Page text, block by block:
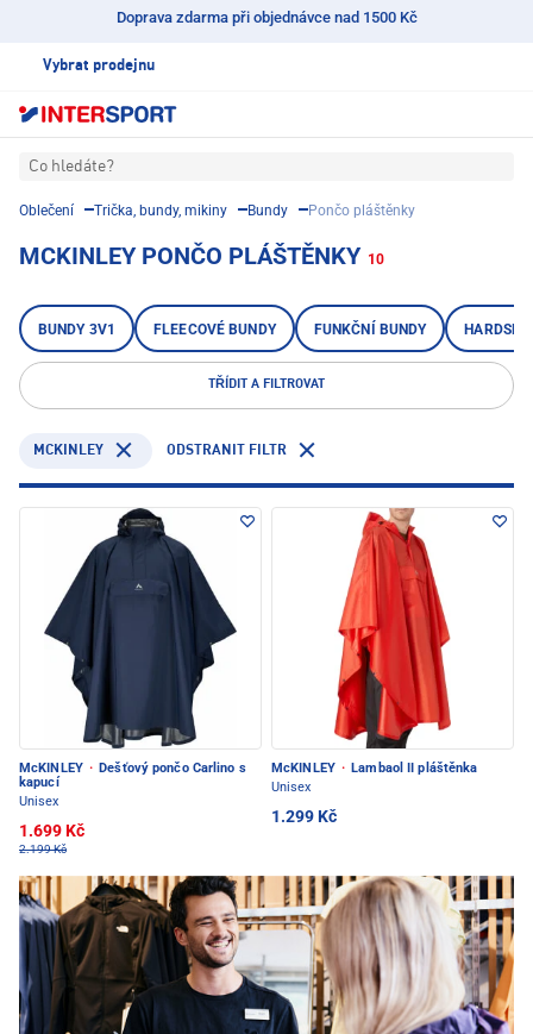
Doprava zdarma při objednávce nad 1500 Kč
Vybrat prodejnu
Co hledáte?
Oblečení Trička, bundy, mikiny Bundy Pončo pláštěnky
MCKINLEY PONČO PLÁŠTĚNKY 10
BUNDY 3V1 FLEECOVÉ BUNDY FUNKČNÍ BUNDY
TŘÍDIT A FILTROVAT
MCKINLEY ODSTRANIT FILTR
McKINLEY · Dešťový pončo Carlino s
kapucí
Unisex
1.699 Kč
2.199 Kč
McKINLEY · Lambaol II pláštěnka
Unisex
1.299 Kč